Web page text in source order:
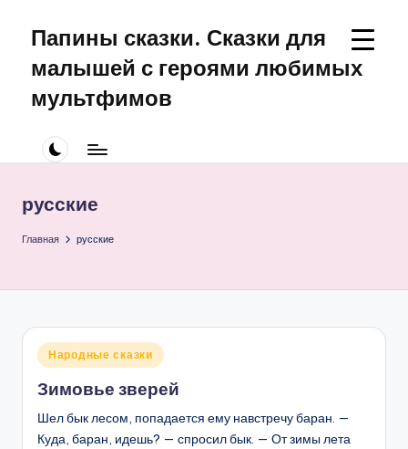
Перейти
содержимому
Папины сказки. Сказки для
малышей с героями любимых
мультфимов
для
малышей
Щенячий
русские
Главная русские
Опубликовано
Народные сказки
Зимовье зверей
Шел бык лесом, попадается ему навстречу баран. —
Куда, баран, идешь? — спросил бык. — От зимы лета